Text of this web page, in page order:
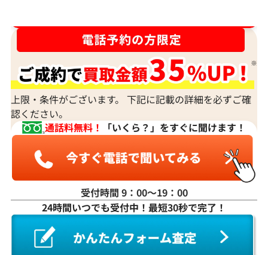
Pt･Pm900 モザンビーク産パライバトル
マリン・ダイヤモンド リング 1.52・
0.49ct
K18WG モザン
ン・ダイヤモン
トップ 0.97・
上限・条件がございます。 下記に記載の詳細を必ずご確
認ください。
通話料無料！
「いくら？」をすぐに聞けます！
受付時間 9：00〜19：00
24時間いつでも受付中！最短30秒で完了！